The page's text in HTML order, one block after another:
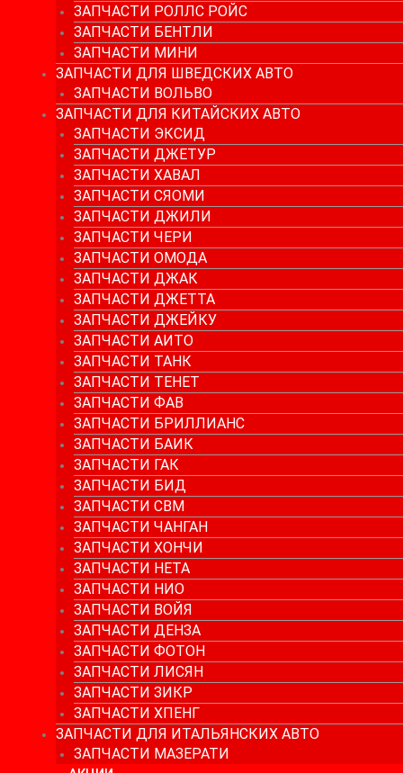
ЗАПЧАСТИ РОЛЛС РОЙС
ЗАПЧАСТИ БЕНТЛИ
ЗАПЧАСТИ МИНИ
ЗАПЧАСТИ ДЛЯ ШВЕДСКИХ АВТО
ЗАПЧАСТИ ВОЛЬВО
ЗАПЧАСТИ ДЛЯ КИТАЙСКИХ АВТО
ЗАПЧАСТИ ЭКСИД
ЗАПЧАСТИ ДЖЕТУР
ЗАПЧАСТИ ХАВАЛ
ЗАПЧАСТИ СЯОМИ
ЗАПЧАСТИ ДЖИЛИ
ЗАПЧАСТИ ЧЕРИ
ЗАПЧАСТИ ОМОДА
ЗАПЧАСТИ ДЖАК
ЗАПЧАСТИ ДЖЕТТА
ЗАПЧАСТИ ДЖЕЙКУ
ЗАПЧАСТИ АИТО
ЗАПЧАСТИ ТАНК
ЗАПЧАСТИ ТЕНЕТ
ЗАПЧАСТИ ФАВ
ЗАПЧАСТИ БРИЛЛИАНС
ЗАПЧАСТИ БАИК
ЗАПЧАСТИ ГАК
ЗАПЧАСТИ БИД
ЗАПЧАСТИ СВМ
ЗАПЧАСТИ ЧАНГАН
ЗАПЧАСТИ ХОНЧИ
ЗАПЧАСТИ НЕТА
ЗАПЧАСТИ НИО
ЗАПЧАСТИ ВОЙЯ
ЗАПЧАСТИ ДЕНЗА
ЗАПЧАСТИ ФОТОН
ЗАПЧАСТИ ЛИСЯН
ЗАПЧАСТИ ЗИКР
ЗАПЧАСТИ ХПЕНГ
ЗАПЧАСТИ ДЛЯ ИТАЛЬЯНСКИХ АВТО
ЗАПЧАСТИ МАЗЕРАТИ